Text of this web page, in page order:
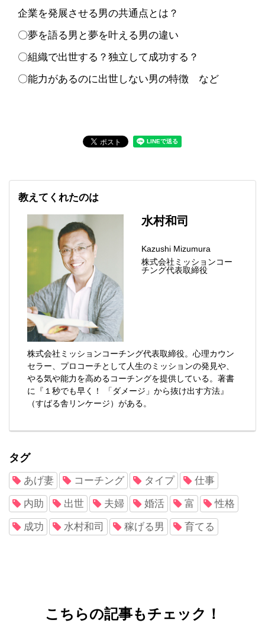
企業を発展させる男の共通点とは？
〇夢を語る男と夢を叶える男の違い
〇組織で出世する？独立して成功する？
〇能力があるのに出世しない男の特徴 など
教えてくれたのは
水村和司
Kazushi Mizumura
株式会社ミッションコー
チング代表取締役
株式会社ミッションコーチング代表取締役。心理カウン
セラー、プロコーチとして人生のミッションの発見や、
やる気や能力を高めるコーチングを提供している。著書
に『１秒でも早く！ 「ダメージ」から抜け出す方法』
（すばる舎リンケージ）がある。
タグ
あげ妻 コーチング タイプ 仕事
内助 出世 夫婦 婚活 富 性格
成功 水村和司 稼げる男 育てる
こちらの記事もチェック！